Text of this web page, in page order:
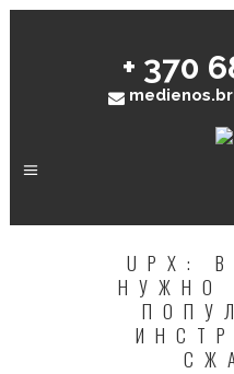
+ 370
UPX:
НУЖНО